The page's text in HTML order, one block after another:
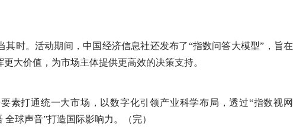
其时。活动期间，中国经济信息社还发布了“指数问答大模型”，旨在
大价值，为市场主体提供更高效的决策支持。
素打通统一大市场，以数字化引领产业科学布局，透过“指数视网
球声音”打造国际影响力。（完）